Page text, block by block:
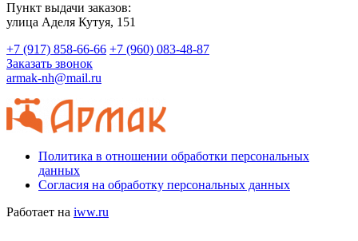
Пункт выдачи заказов:
​улица Аделя Кутуя, 151
+7 (917) 858-66-66 +7 (960) 083-48-87
Заказать звонок
armak-nh@mail.ru
Политика в отношении обработки персональных
данных
Согласия на обработку персональных данных
Работает на iww.ru